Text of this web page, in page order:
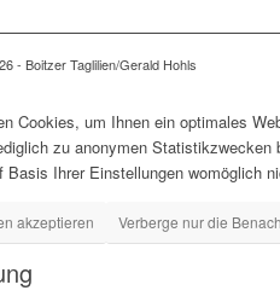
- Boitzer Taglilien/Gerald Hohls
Cookies, um Ihnen ein optimales
zu anonymen
Basis Ihrer Einstellungen womöglich
akzeptieren Verberge nur die